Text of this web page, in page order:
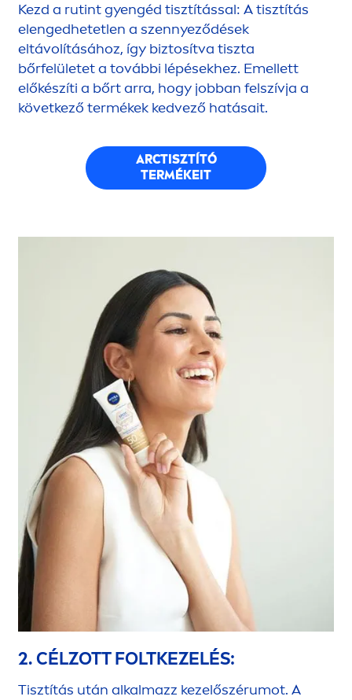
Kezd a rutint gyengéd tisztítással: A tisztítás
elengedhetetlen a szennyeződések
eltávolításához, így biztosítva tiszta
bőrfelületet a további lépésekhez. Emellett
előkészíti a bőrt arra, hogy jobban felszívja a
következő termékek kedvező hatásait.
ARCTISZTÍTÓ
TERMÉKEIT
2. CÉLZOTT FOLTKEZELÉS:
Tisztítás után alkalmazz kezelőszérumot. A